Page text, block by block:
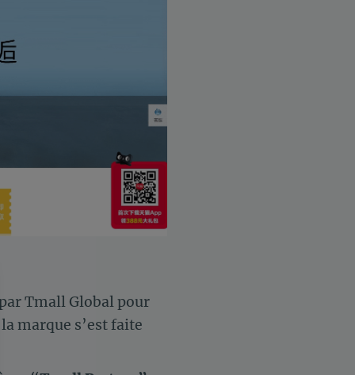
Tmall Global pour
marque s’est faite